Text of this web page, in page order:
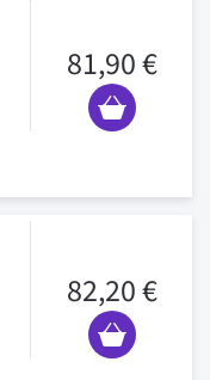
81,90 €
82,20 €